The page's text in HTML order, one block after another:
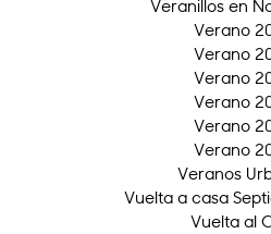
Veranillos en
Verano
Verano
Verano
Verano
Verano
Verano
Veranos
Vuelta a casa
Vuelta al